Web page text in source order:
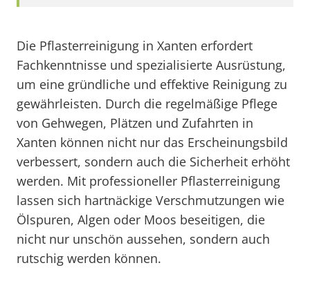
Die Pflasterreinigung in Xanten erfordert
Fachkenntnisse und spezialisierte Ausrüstung,
um eine gründliche und effektive Reinigung zu
gewährleisten. Durch die regelmäßige Pflege
von Gehwegen, Plätzen und Zufahrten in
Xanten können nicht nur das Erscheinungsbild
verbessert, sondern auch die Sicherheit erhöht
werden. Mit professioneller Pflasterreinigung
lassen sich hartnäckige Verschmutzungen wie
Ölspuren, Algen oder Moos beseitigen, die
nicht nur unschön aussehen, sondern auch
rutschig werden können.